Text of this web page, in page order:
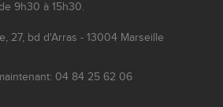
9h30 à 15h30.
27, bd d'Arras - 13004 Marseille
04 84 25 62 06